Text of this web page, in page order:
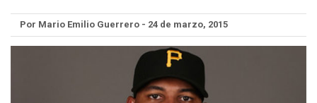
Por Mario Emilio Guerrero - 24 de marzo, 2015